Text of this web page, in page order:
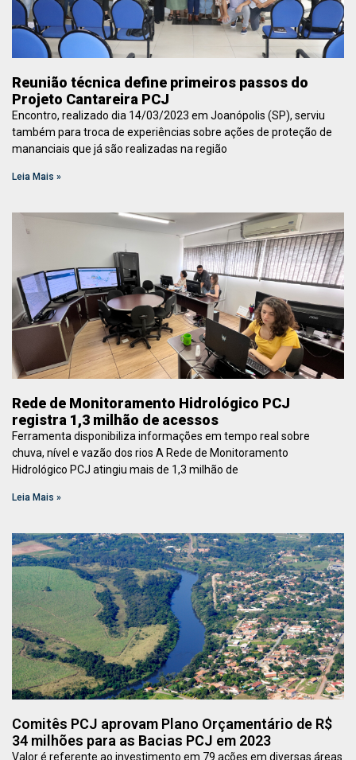
Reunião técnica define primeiros passos do
Projeto Cantareira PCJ
Encontro, realizado dia 14/03/2023 em Joanópolis (SP), serviu
também para troca de experiências sobre ações de proteção de
mananciais que já são realizadas na região
Leia Mais »
Rede de Monitoramento Hidrológico PCJ
registra 1,3 milhão de acessos
Ferramenta disponibiliza informações em tempo real sobre
chuva, nível e vazão dos rios A Rede de Monitoramento
Hidrológico PCJ atingiu mais de 1,3 milhão de
Leia Mais »
Comitês PCJ aprovam Plano Orçamentário de R$
34 milhões para as Bacias PCJ em 2023
Valor é referente ao investimento em 79 ações em diversas áreas